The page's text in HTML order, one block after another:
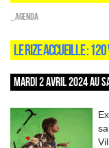
_Agenda
LE RIZE ACCUEILLE :
MARDI 2 AVRIL 2024 AU